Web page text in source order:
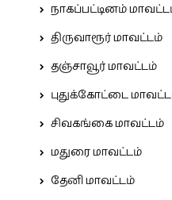
நாகப்பட்டினம்
திருவாரூர் மாவட்டம்
தஞ்சாவூர் மாவட்டம்
புதுக்கோட்டை
சிவகங்கை மாவட்டம்
மதுரை மாவட்டம்
தேனி மாவட்டம்